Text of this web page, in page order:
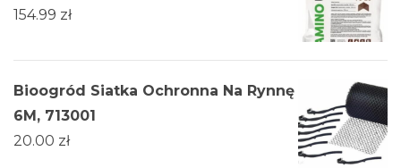
154.99 zł
Bioogród Siatka Ochronna Na Rynnę
6M, 713001
20.00 zł